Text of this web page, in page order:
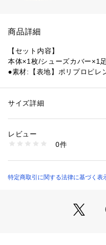
商品詳細
【セット内容】
本体×1枚/シューズカバー×1
●素材:【表地】ポリプロピレ
●台湾製
【商品の購入にあたっての注
※ブラウザやお使いのモニタ
予告なく変更することがあ
い。コアブレード
性別：レディース
グ ＞ その他ヨガ・フィットネス
1540000474559
サイズ詳細
レビュー
0件
特定商取引に関する法律に基づく表